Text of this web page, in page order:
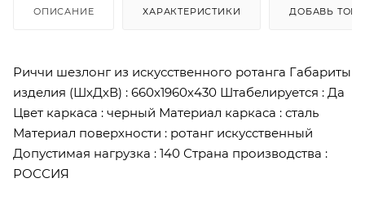
ОПИСАНИЕ ХАРАКТЕРИСТИКИ ДОБАВЬ
Риччи шезлонг из искусственного ротанга Габариты
изделия (ШхДхВ) : 660х1960х430 Штабелируется : Да
Цвет каркаса : черный Материал каркаса : сталь
Материал поверхности : ротанг искусственный
Допустимая нагрузка : 140 Страна производства :
РОССИЯ